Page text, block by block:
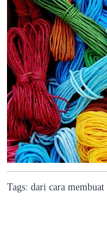
Tags: dari cara membuat